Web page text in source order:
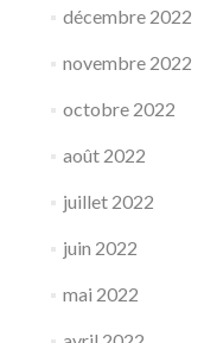
décembre 2022
novembre 2022
octobre 2022
août 2022
juillet 2022
juin 2022
mai 2022